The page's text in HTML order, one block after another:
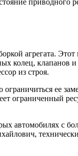
агрегата. Этот
колец, клапанов
из строя.
ее
ограниченный
автомобилях с